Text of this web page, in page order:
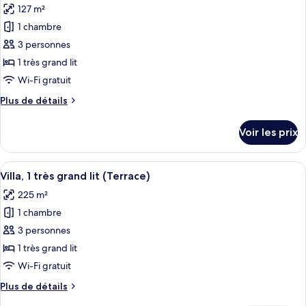
balcon
(View)
«
Premier
»,
2
grands
lits,
balcon
photos
pour
ce
type
de
chambre :
Suite,
balcon,
vue
océan
127 m²
1 chambre
3 personnes
1 très grand lit
Wi-Fi gratuit
Plus de détails
Plus
le
type
de
Suite,
balcon,
vue
océan
Voir les prix
Afficher
toutes
les
photos
pour
ce
type
chambre :
Villa, 1 très grand lit (Terrace) |
6
Villa, 1 très grand lit (Terrace)
225 m²
1 chambre
3 personnes
1 très grand lit
Wi-Fi gratuit
Plus de détails
Plus